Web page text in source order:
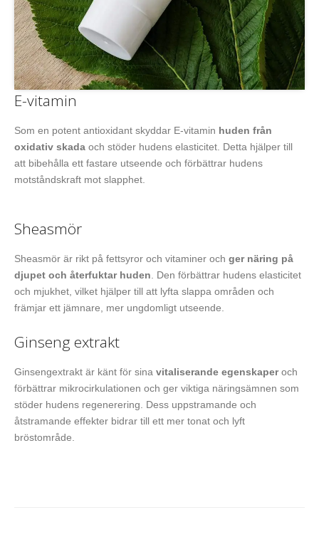
E-vitamin
Som en potent antioxidant skyddar E-vitamin huden från
oxidativ skada och stöder hudens elasticitet. Detta hjälper till
att bibehålla ett fastare utseende och förbättrar hudens
motståndskraft mot slapphet.
Sheasmör
Sheasmör är rikt på fettsyror och vitaminer och ger näring på
djupet och återfuktar huden . Den förbättrar hudens elasticitet
och mjukhet, vilket hjälper till att lyfta slappa områden och
främjar ett jämnare, mer ungdomligt utseende.
Ginseng extrakt
Ginsengextrakt är känt för sina vitaliserande egenskaperoch
förbättrar mikrocirkulationen och ger viktiga näringsämnen som
stöder hudens regenerering. Dess uppstramande och
åtstramande effekter bidrar till ett mer tonat och lyft
bröstområde.